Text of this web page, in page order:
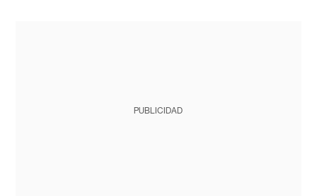
PUBLICIDAD